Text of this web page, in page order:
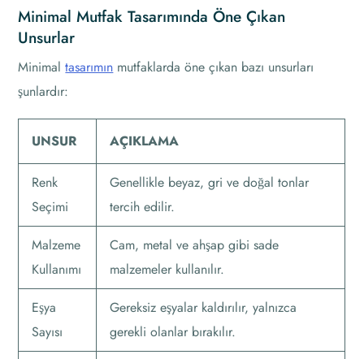
Minimal Mutfak Tasarımında Öne Çıkan
Unsurlar
Minimaltasarımın mutfaklarda öne çıkan bazı unsurları
şunlardır:
UNSUR AÇIKLAMA
Renk
Seçimi
Genellikle beyaz, gri ve doğal tonlar
tercih edilir.
Malzeme
Kullanımı
Cam, metal ve ahşap gibi sade
malzemeler kullanılır.
Eşya
Sayısı
Gereksiz eşyalar kaldırılır, yalnızca
gerekli olanlar bırakılır.